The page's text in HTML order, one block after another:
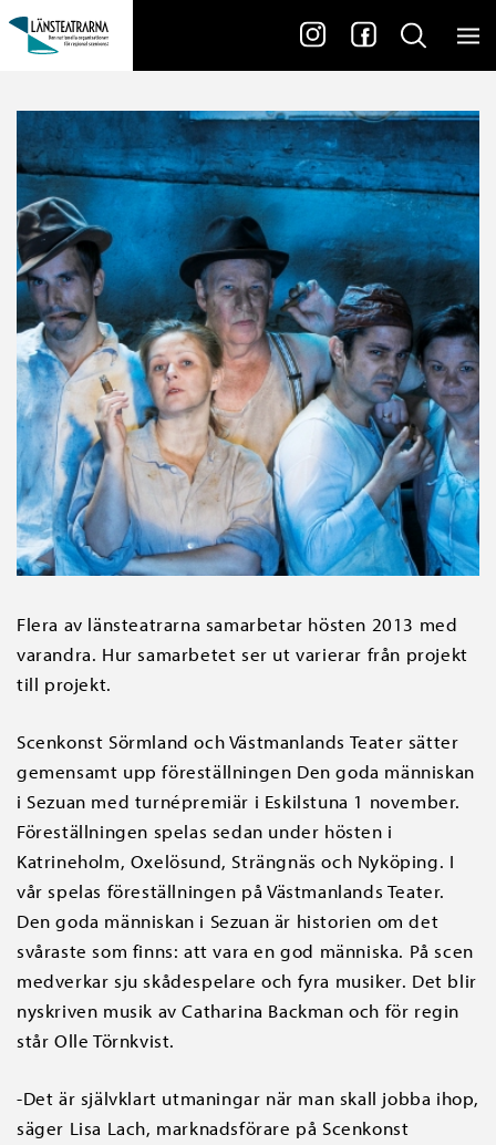
Flera av länsteatrarna samarbetar hösten 2013 med
varandra. Hur samarbetet ser ut varierar från projekt
till projekt.
Scenkonst Sörmland och Västmanlands Teater sätter
gemensamt upp föreställningen Den goda människan
i Sezuan med turnépremiär i Eskilstuna 1 november.
Föreställningen spelas sedan under hösten i
Katrineholm, Oxelösund, Strängnäs och Nyköping. I
vår spelas föreställningen på Västmanlands Teater.
Den goda människan i Sezuan är historien om det
svåraste som finns: att vara en god människa. På scen
medverkar sju skådespelare och fyra musiker. Det blir
nyskriven musik av Catharina Backman och för regin
står Olle Törnkvist.
-Det är självklart utmaningar när man skall jobba ihop,
säger Lisa Lach, marknadsförare på Scenkonst